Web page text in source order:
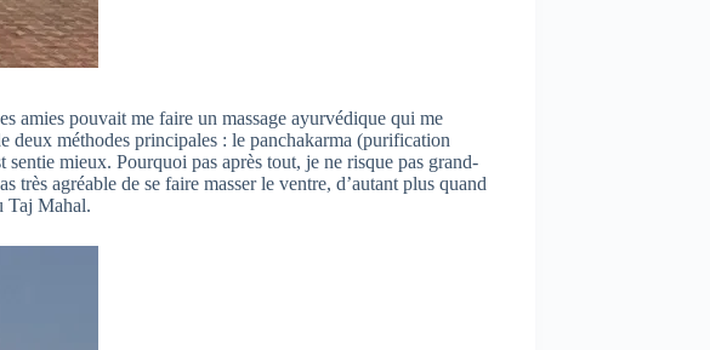
amies pouvait me faire un massage ayurvédique qui me
deux méthodes principales : le panchakarma (purification
sentie mieux. Pourquoi pas après tout, je ne risque pas grand-
très agréable de se faire masser le ventre, d’autant plus quand
Taj Mahal.